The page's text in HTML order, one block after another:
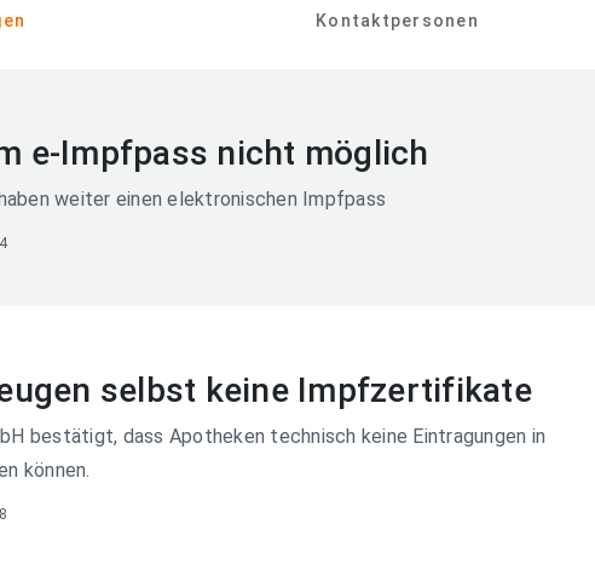
Kontaktpersonen
e-Impfpass nicht möglich
weiter einen elektronischen Impfpass
selbst keine Impfzertifikate
bestätigt, dass Apotheken technisch keine Eintragungen in
können.